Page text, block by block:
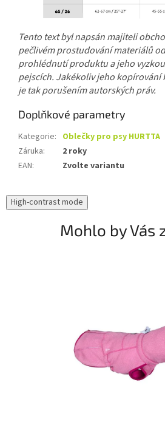
Tento text byl napsán majiteli
pečlivém prostudování materiálů
prohlédnutí produktu a jeho
pejscích. Jakékoliv jeho kopírování
je tak porušením autorských práv.
Doplňkové parametry
Kategorie: Oblečky pro psy HURTTA
Záruka:
2 roky
EAN: Zvolte variantu
High-contrast mode
Mohlo by Vás